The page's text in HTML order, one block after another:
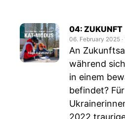
04: ZUKUNFT
06. February 2025 ‧
An
während
in einem
befindet?
2022